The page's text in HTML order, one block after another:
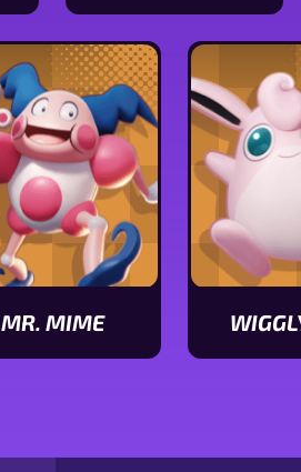
Ver
características
de
Sableye
MR. MIME
Ver
Wigglytuff